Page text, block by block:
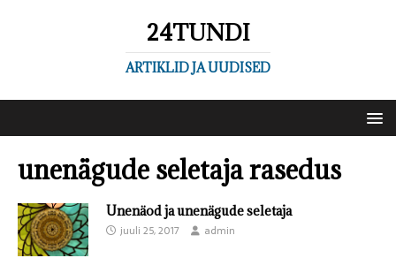
24TUNDI
ARTIKLID JA UUDISED
unenägude seletaja rasedus
Unenäod ja unenägude seletaja
juuli 25, 2017 admin